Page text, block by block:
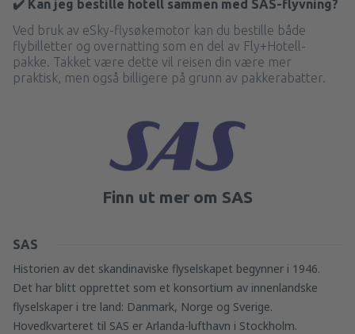
✔️ Kan jeg bestille hotell sammen med SAS-flyvning?
Ved bruk av eSky-flysøkemotor kan du bestille både
flybilletter og overnatting som en del av Fly+Hotell-
pakke. Takket være dette vil reisen din være mer
praktisk, men også billigere på grunn av pakkerabatter.
Finn ut mer om SAS
SAS
Historien av det skandinaviske flyselskapet begynner i 1946.
Det har blitt opprettet som et konsortium av innenlandske
flyselskaper i tre land: Danmark, Norge og Sverige.
Hovedkvarteret til SAS er Arlanda-lufthavn i Stockholm.